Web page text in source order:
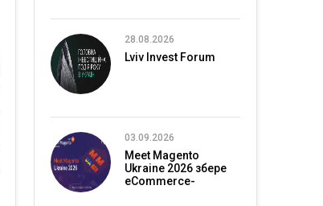
28.08.2026
Lviv Invest Forum
03.09.2026
Meet Magento
Ukraine 2026 збере
eCommerce-